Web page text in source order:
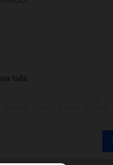
talla